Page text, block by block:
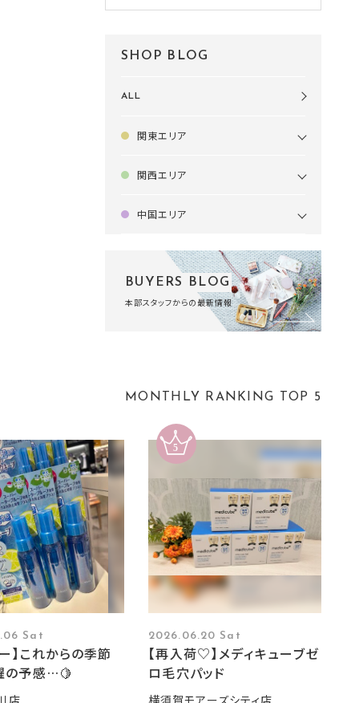
SHOP BLOG
ALL
関東エリア
関西エリア
中国エリア
BUYERS BLOG
本部スタッフからの最新情報
MONTHLY RANKING TOP 5
Sat
】これからの季節
の予感…🍋
2026.06.20 Sat
【再入荷♡】メディキューブゼ
ロ毛穴パッド